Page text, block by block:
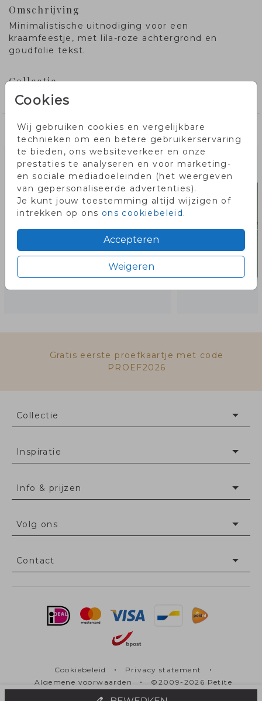
Cookies
Wij gebruiken cookies en vergelijkbare
technieken om een betere gebruikerservaring
te bieden, ons websiteverkeer en onze
prestaties te analyseren en voor marketing-
en sociale mediadoeleinden (het weergeven
van gepersonaliseerde advertenties).
Je kunt jouw toestemming altijd wijzigen of
intrekken op ons ons cookiebeleid.
Accepteren
Weigeren
Omschrijving
Minimalistische uitnodiging voor een
kraamfeestje, met lila-roze achtergrond en
goudfolie tekst.
Collectie
Kraamborrelkaarten
Misschien vind je dit ook leuk!
Gratis eerste proefkaartje met code
PROEF2026
Collectie
Inspiratie
Info & prijzen
Volg ons
Contact
Cookiebeleid • Privacy statement •
Algemene voorwaarden •
©2009-2026 Petite